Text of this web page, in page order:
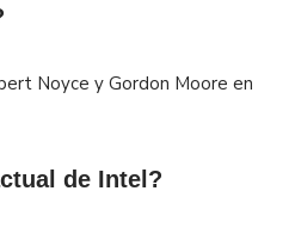
Noyce y Gordon Moore en
de Intel?